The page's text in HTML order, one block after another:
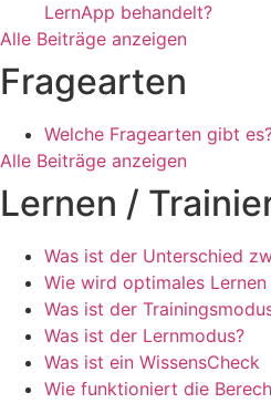
LernApp behandelt?
Alle Beiträge anzeigen
Fragearten
Welche Fragearten gibt
Alle Beiträge anzeigen
Lernen /
Was ist der Unterschied
Wie wird optimales
Was ist der
Was ist der Lernmodus?
Was ist ein WissensCheck
Wie funktioniert die